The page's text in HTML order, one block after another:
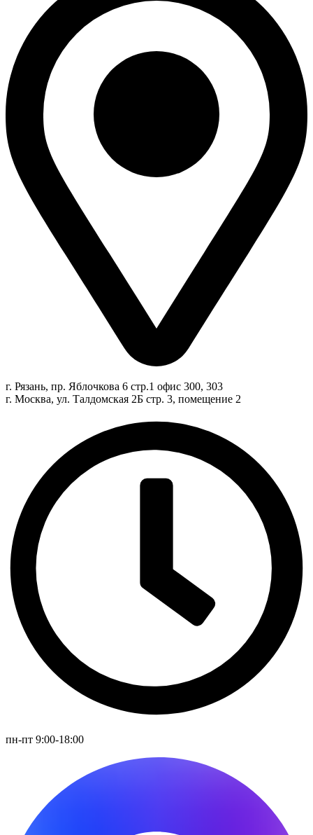
г. Рязань, пр. Яблочкова 6 стр.1 офис 300, 303
г. Москва, ул. Талдомская 2Б стр. 3, помещение 2
пн-пт 9:00-18:00